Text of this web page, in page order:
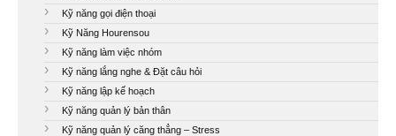
Kỹ năng gọi điện thoại
Kỹ Năng Hourensou
Kỹ năng làm việc nhóm
Kỹ năng lắng nghe & Đặt câu hỏi
Kỹ năng lập kế hoạch
Kỹ năng quản lý bản thân
Kỹ năng quản lý căng thẳng – Stress